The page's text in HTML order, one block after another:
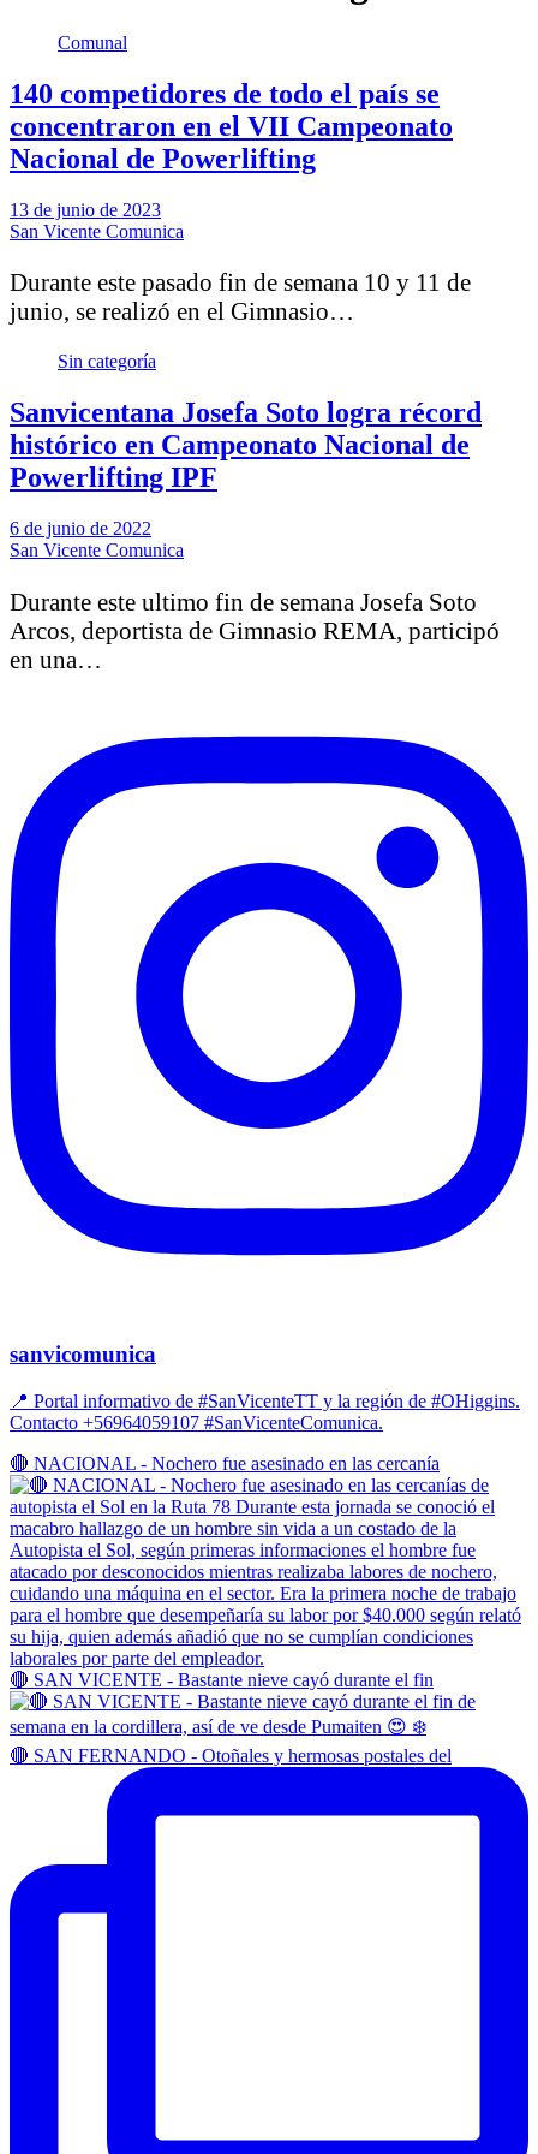
Comunal
140 competidores de todo el país se
concentraron en el VII Campeonato
Nacional de Powerlifting
13 de junio de 2023
San Vicente Comunica
Durante este pasado fin de semana 10 y 11 de
junio, se realizó en el Gimnasio…
Sin categoría
Sanvicentana Josefa Soto logra récord
histórico en Campeonato Nacional de
Powerlifting IPF
6 de junio de 2022
San Vicente Comunica
Durante este ultimo fin de semana Josefa Soto
Arcos, deportista de Gimnasio REMA, participó
en una…
sanvicomunica
📍 Portal informativo de #SanVicenteTT y la región de #OHiggins.
Contacto +56964059107 #SanVicenteComunica.
🔴 NACIONAL - Nochero fue asesinado en las cercanía
🔴 SAN VICENTE - Bastante nieve cayó durante el fin
🔴 SAN FERNANDO - Otoñales y hermosas postales del